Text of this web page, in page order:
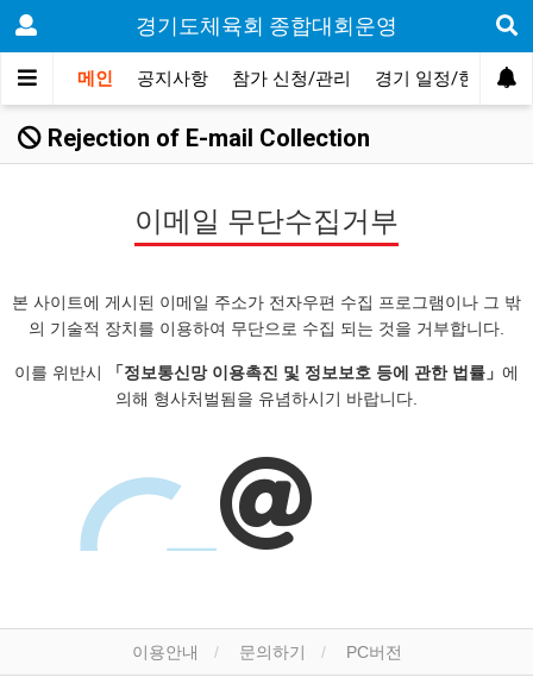
경기도체육회 종합대회운영
메인 공지사항 참가 신청/관리 경기 일정/현황
Rejection of E-mail Collection
이메일 무단수집거부
본 사이트에 게시된 이메일 주소가 전자우편 수집 프로그램이나 그 밖
의 기술적 장치를 이용하여 무단으로 수집 되는 것을 거부합니다.
이를 위반시 「정보통신망 이용촉진 및 정보보호 등에 관한 법률」 에
의해 형사처벌됨을 유념하시기 바랍니다.
이용안내 문의하기 PC버전